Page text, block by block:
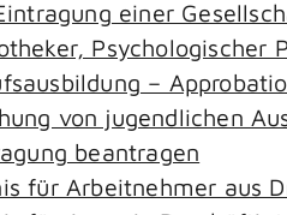
einer
–
von jugendlichen
beantragen
für Arbeitnehmer aus